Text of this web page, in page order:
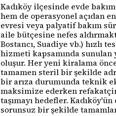
Kadıköy ilçesinde evde
hem de operasyonel açıdan
evresi veya palyatif bakım
aile bütçesine nefes
Bostancı, Suadiye vb.) hızlı
hizmeti kapsamında sunulan
oluşur. Her yeni kiralama
tamamen steril bir şekilde
bir arıza durumunda teknik
maksimize ederken
taşımayı hedefler.
sorunsuz bir şekilde